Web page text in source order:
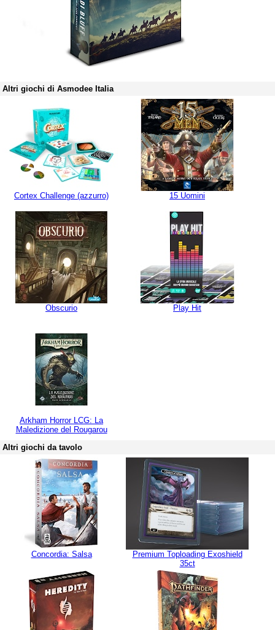
Altri giochi di Asmodee Italia
Cortex Challenge (azzurro) 15 Uomini
Obscurio Play Hit
Arkham Horror LCG: La
Maledizione del Rougarou
Altri giochi da tavolo
Concordia: Salsa
Premium Toploading Exoshield
35ct